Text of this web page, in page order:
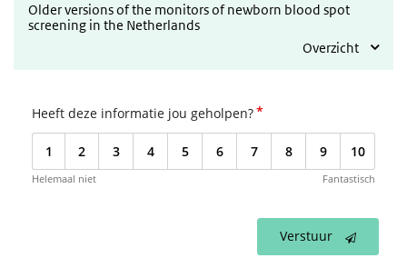
Older versions of the monitors of newborn blood spot
screening in the Netherlands
Overzicht
Heeft deze informatie jou geholpen?*
1 2 3 4 5 6 7 8 9 10
Helemaal niet Fantastisch
Verstuur